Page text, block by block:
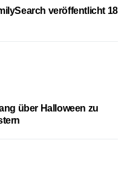
veröffentlicht 18
über Halloween zu